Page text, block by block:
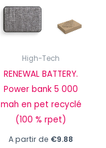
High-Tech
RENEWAL BATTERY.
Power bank 5 000
mah en pet recyclé
(100 % rpet)
A partir de €9.88